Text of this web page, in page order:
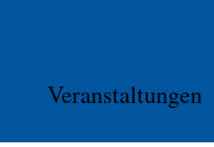
Veranstaltungen